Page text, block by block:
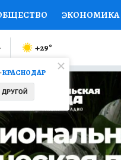
ЭКОНОМИКА
Я ЗНАЮ СЕМЬЯ
КОНКУРСЫ
КРАСНОДАР
ДРУГОЙ
+29°